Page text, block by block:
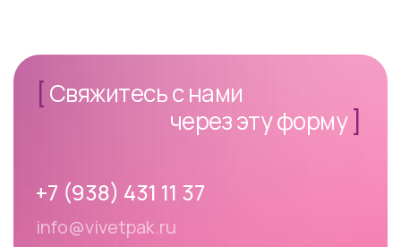
[Свяжитесь с нами
через эту форму]
+7 (938) 431 11 37
info@vivetpak.ru